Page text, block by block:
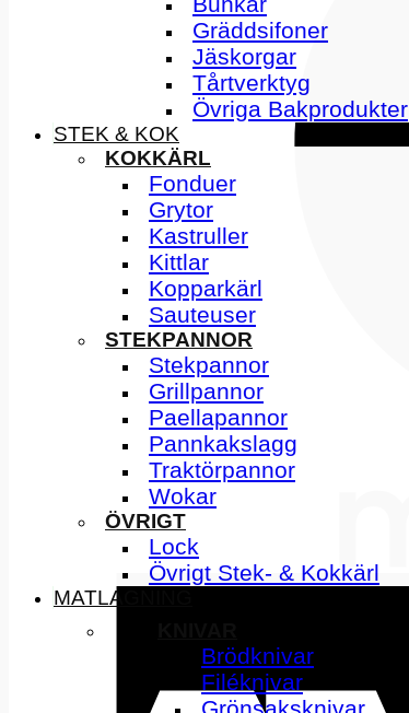
Gräddsifoner
Jäskorgar
Tårtverktyg
Övriga Bakprodukter
STEK & KOK
KOKKÄRL
Fonduer
Grytor
Kastruller
Kittlar
Kopparkärl
Sauteuser
STEKPANNOR
Stekpannor
Grillpannor
Paellapannor
Pannkakslagg
Traktörpannor
Wokar
ÖVRIGT
Lock
Övrigt Stek- & Kokkärl
MATLAGNING
Brödknivar
Filéknivar